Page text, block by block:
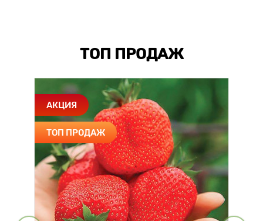
ТОП ПРОДАЖ
АКЦИЯ
ТОП ПРОДАЖ